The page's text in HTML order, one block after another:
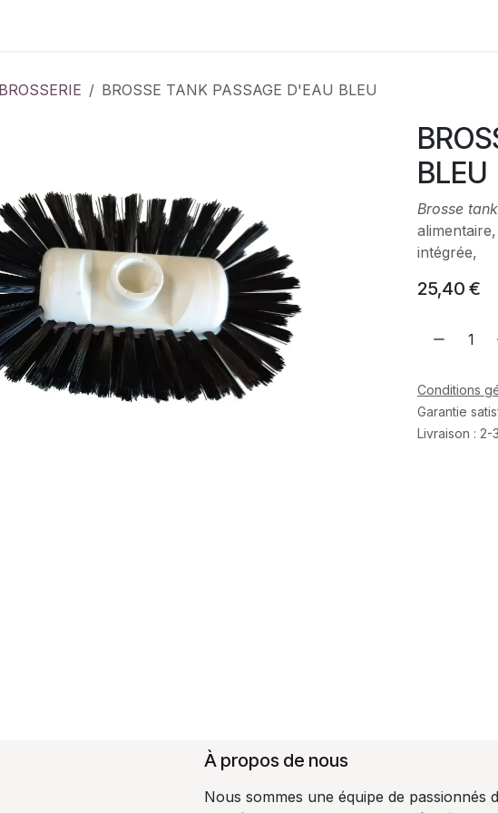
BROSSERIE BROSSE TANK PASSAGE D'EAU BLEU
BLEU
Brosse tank
intégrée,
25,40 €
Conditions
Garantie
Livraison : 2-
À propos de nous
Nous sommes une équipe de passionnés